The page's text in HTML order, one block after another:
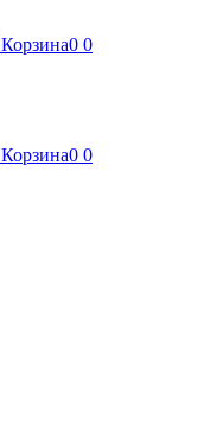
Корзина0 0
Корзина0 0